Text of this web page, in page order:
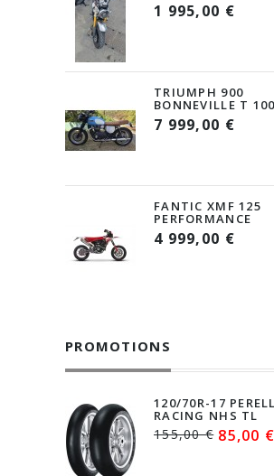
1 995,00 €
TRIUMPH 900
BONNEVILLE T 100
7 999,00 €
FANTIC XMF 125
PERFORMANCE
4 999,00 €
PROMOTIONS
120/70R-17
RACING NHS TL
85,00 €
155,00 €